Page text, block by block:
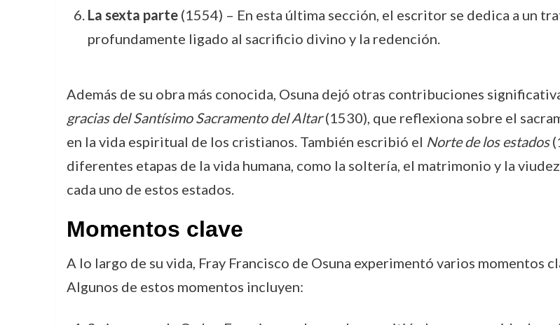
La sexta parte(1554) – En esta última sección, el escritor se dedica a un
profundamente ligado al sacrificio divino y la redención.
Además de su obra más conocida, Osuna dejó otras contribuciones
gracias del Santísimo Sacramento del Altar(1530), que reflexiona sobre el
en la vida espiritual de los cristianos. También escribió el Norte de los estados
diferentes etapas de la vida humana, como la soltería, el matrimonio y la
cada uno de estos estados.
Momentos clave
A lo largo de su vida, Fray Francisco de Osuna experimentó varios momentos
Algunos de estos momentos incluyen: